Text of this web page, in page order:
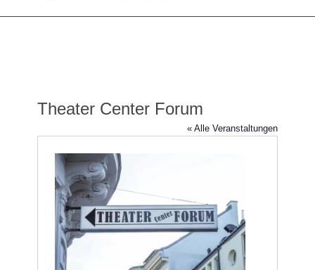
Theater Center Forum
« Alle Veranstaltungen